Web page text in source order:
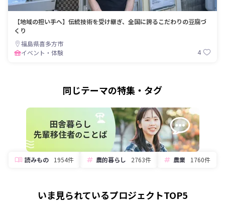
【地域の担い手へ】伝統技術を受け継ぎ、全国に誇るこだわりの豆腐づ
くり
福島県喜多方市
イベント・体験
4
同じテーマの特集・タグ
読みもの 1954件 農的暮らし 2763件 農業 1760件
いま見られているプロジェクトTOP5